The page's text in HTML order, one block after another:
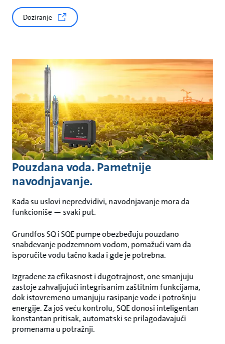
Doziranje
Pouzdana voda. Pametnije
navodnjavanje.
Kada su uslovi nepredvidivi, navodnjavanje mora da
funkcioniše — svaki put.
Grundfos SQ i SQE pumpe obezbeđuju pouzdano
snabdevanje podzemnom vodom, pomažući vam da
isporučite vodu tačno kada i gde je potrebna.
Izgrađene za efikasnost i dugotrajnost, one smanjuju
zastoje zahvaljujući integrisanim zaštitnim funkcijama,
dok istovremeno umanjuju rasipanje vode i potrošnju
energije. Za još veću kontrolu, SQE donosi inteligentan
konstantan pritisak, automatski se prilagođavajući
promenama u potražnji.